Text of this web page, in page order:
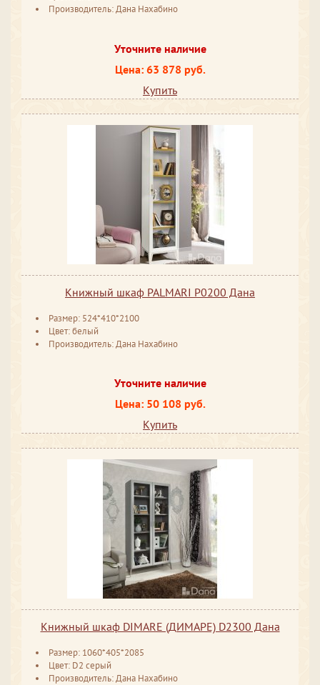
Производитель: Дана Нахабино
Уточните наличие
Цена: 63 878 руб.
Купить
Книжный шкаф PALMARI P0200 Дана
Размер: 524*410*2100
Цвет: белый
Производитель: Дана Нахабино
Уточните наличие
Цена: 50 108 руб.
Купить
Книжный шкаф DIMARE (ДИМАРЕ) D2300 Дана
Размер: 1060*405*2085
Цвет: D2 серый
Производитель: Дана Нахабино